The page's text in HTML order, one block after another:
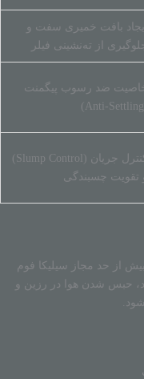
ایجاد بافت خمیری سفت و
از ته‌نشینی فیلر
ضد رسوب پیگمنت
کنترل جریان (Slump Control)
تقویت چسبندگی
از حد مجاز سیلیکا فوم
از حد، حبس شدن هوا در رزین و